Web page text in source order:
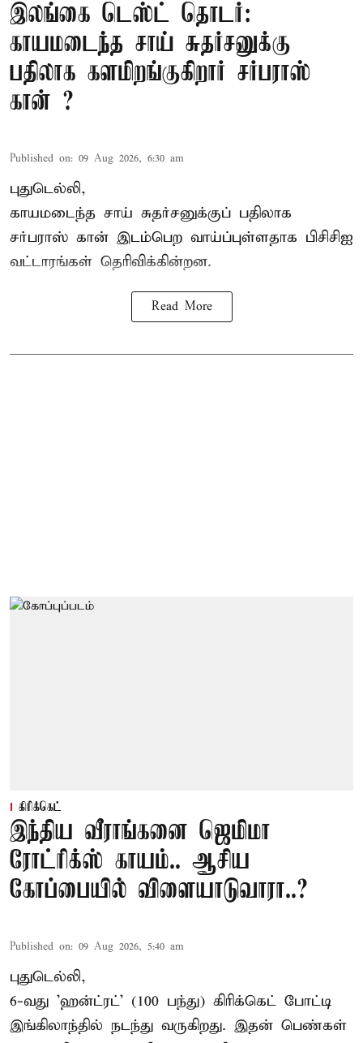
இலங்கை டெஸ்ட் தொடர்:
காயமடைந்த சாய் சுதர்சனுக்கு
பதிலாக களமிறங்குகிறார் சர்பராஸ்
கான் ?
Published on: 09 Aug 2026, 6:30 am
புதுடெல்லி,
காயமடைந்த சாய் சுதர்சனுக்குப் பதிலாக
சர்பராஸ் கான் இடம்பெற வாய்ப்புள்ளதாக பிசிசிஐ
வட்டாரங்கள் தெரிவிக்கின்றன.
Read More
கிரிக்கெட்
இந்திய வீராங்கனை ஜெமிமா
ரோட்ரிக்ஸ் காயம்.. ஆசிய
கோப்பையில் விளையாடுவாரா..?
Published on: 09 Aug 2026, 5:40 am
புதுடெல்லி,
6-வது 'ஹன்ட்ரட்' (100 பந்து) கிரிக்கெட் போட்டி
இங்கிலாந்தில் நடந்து வருகிறது. இதன் பெண்கள்